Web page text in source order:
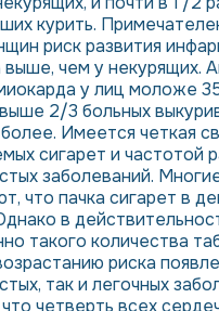
курить.
риск развития
выше, чем у некурящих.
у лиц моложе
2/3 больных
Имеется четкая
сигарет и частотой
заболеваний.
что пачка сигарет в
в
такого количества
риска
так и легочных
четверть всех